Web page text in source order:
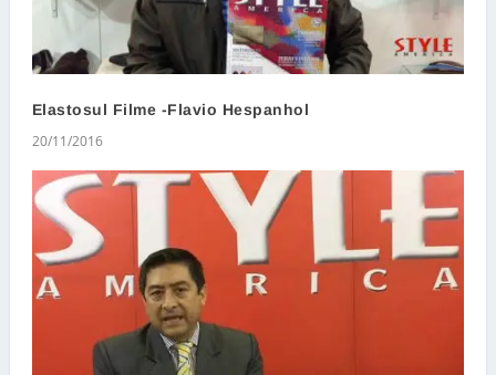
Elastosul Filme -Flavio Hespanhol
20/11/2016